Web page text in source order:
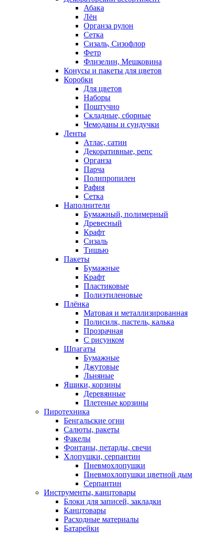
Абака
Лён
Органза рулон
Сетка
Сизаль, Сизофлор
Фетр
Флизелин, Мешковина
Конусы и пакеты для цветов
Коробки
Для цветов
Наборы
Поштучно
Складные, сборные
Чемоданы и сундучки
Ленты
Атлас, сатин
Декоративные, репс
Органза
Парча
Полипропилен
Рафия
Сетка
Наполнители
Бумажный, полимерный
Древесный
Крафт
Сизаль
Тишью
Пакеты
Бумажные
Крафт
Пластиковые
Полиэтиленовые
Плёнка
Матовая и металлизированная
Полисилк, пастель, калька
Прозрачная
С рисунком
Шпагаты
Бумажные
Джутовые
Льняные
Ящики, корзины
Деревянные
Плетеные корзины
Пиротехника
Бенгальские огни
Салюты, ракеты
Факелы
Фонтаны, петарды, свечи
Хлопушки, серпантин
Пневмохлопушки
Пневмохлопушки цветной дым
Серпантин
Инструменты, канцтовары
Блоки для записей, закладки
Канцтовары
Расходные материалы
Батарейки